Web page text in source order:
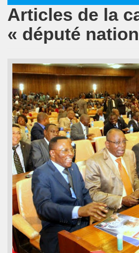
Articles de la
« député